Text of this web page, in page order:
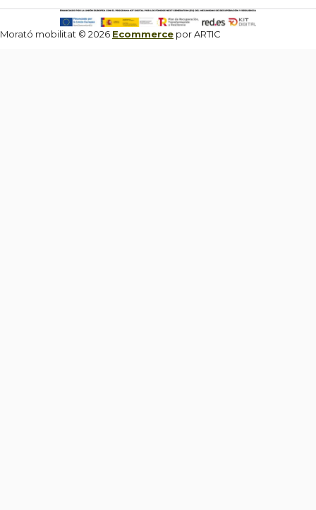
Morató mobilitat © 2026 Ecommerce por ARTIC